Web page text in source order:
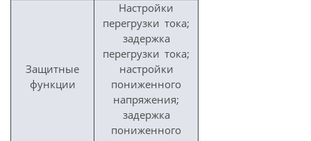
Защитные
функции
Настройки
перегрузки тока;
задержка
перегрузки тока;
настройки
пониженного
напряжения;
задержка
пониженного